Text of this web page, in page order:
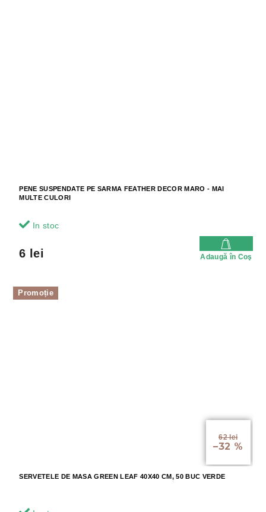
PENE SUSPENDATE PE SARMA FEATHER DECOR MARO - MAI
MULTE CULORI
In stoc
6 lei Adaugă în Coş
Promoție
62 lei
–32 %
SERVETELE DE MASA GREEN LEAF 40X40 CM, 50 BUC VERDE